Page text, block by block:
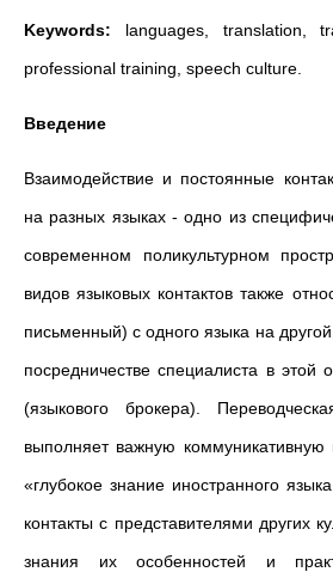
Keywords: languages, translation,
professional training, speech culture.
Введение
Взаимодействие и постоянные
на разных языках - одно из
современном поликультурном
видов языковых контактов также
письменный) с одного языка на
посредничестве специалиста в этой
(языкового брокера).
выполняет важную
«глубокое знание иностранного
контакты с представителями других
знания их особенностей и